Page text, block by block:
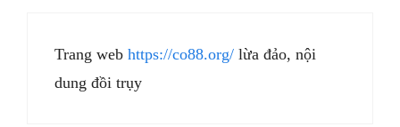
Trang web https://co88.org/ lừa đảo, nội
dung đồi trụy